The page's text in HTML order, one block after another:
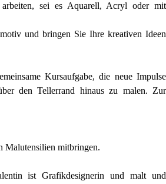
sei es Aquarell, Acryl oder mit
und bringen Sie Ihre kreativen Ideen
Kursaufgabe, die neue Impulse
den Tellerrand hinaus zu malen. Zur
Malutensilien mitbringen.
ist Grafikdesignerin und malt und